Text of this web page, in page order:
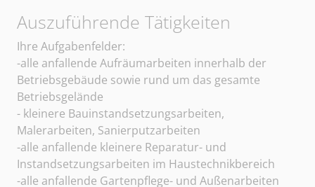
Sangerhäuser Arbeitsvermittlung und
Auszuführende Tätigkeiten
Ihre Aufgabenfelder:
-alle anfallende Aufräumarbeiten innerhalb der
Betriebsgebäude sowie rund um das gesamte
Betriebsgelände
- kleinere Bauinstandsetzungsarbeiten,
Malerarbeiten, Sanierputzarbeiten
-alle anfallende kleinere Reparatur- und
Instandsetzungsarbeiten im Haustechnikbereich
-alle anfallende Gartenpflege- und Außenarbeiten